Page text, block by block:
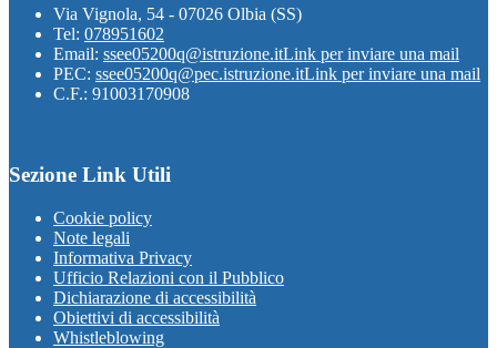
Via Vignola, 54 - 07026 Olbia (SS)
Tel: 078951602
Email: ssee05200q@istruzione.itLink per inviare una mail
PEC: ssee05200q@pec.istruzione.itLink per inviare una mail
C.F.: 91003170908
Sezione Link Utili
Cookie policy
Note legali
Informativa Privacy
Ufficio Relazioni con il Pubblico
Dichiarazione di accessibilità
Obiettivi di accessibilità
Whistleblowing